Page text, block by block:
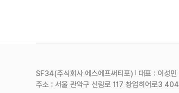
SF34(주식회사 에스에프써티포) 대표 : 이성민
주소 : 서울 관악구 신림로 117 창업히어로3